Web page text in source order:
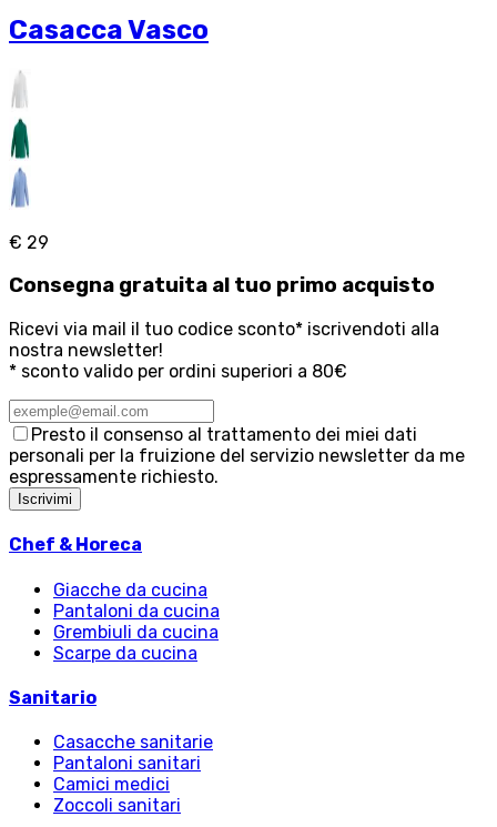
Casacca Vasco
€ 29
Consegna gratuita al tuo primo acquisto
Ricevi via mail il tuo codice sconto* iscrivendoti alla
nostra newsletter!
* sconto valido per ordini superiori a 80€
Presto il consenso al trattamento dei miei dati
personali per la fruizione del servizio newsletter da me
espressamente richiesto.
Iscrivimi
Chef & Horeca
Giacche da cucina
Pantaloni da cucina
Grembiuli da cucina
Scarpe da cucina
Sanitario
Casacche sanitarie
Pantaloni sanitari
Camici medici
Zoccoli sanitari